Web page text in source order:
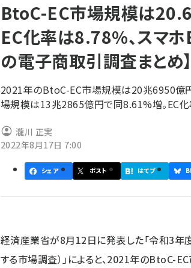
ン
く
ず
BtoC-EC市場規模は
EC化率は8.78%、スマ
の電子商取引調査まとめ】
2021年のBtoC-EC市場規模は20兆6950億
場規模は13兆2865億円で同8.61%増。EC
瀧川 正実
2022年8月17日 7:00
シェア ポスト はてブ
経済産業省が8月12日に発表した「令和3年
する市場調査）」によると、2021年の
参